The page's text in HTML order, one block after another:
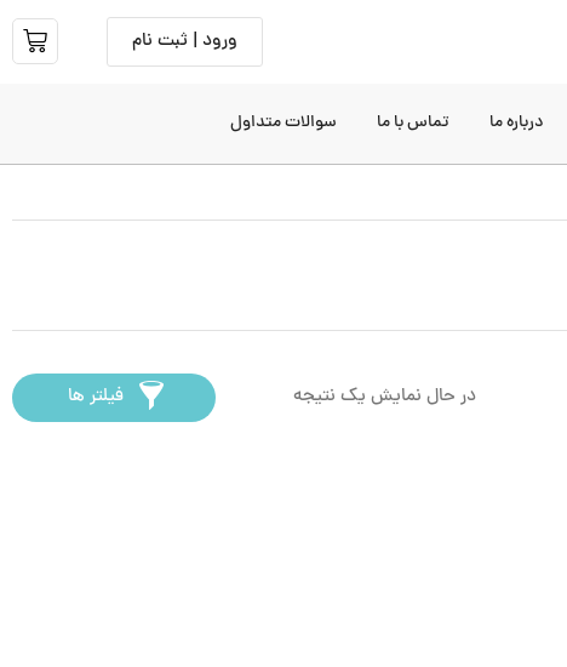
ورود | ثبت نام
درباره ما تماس با ما سوالات متداول
در حال نمایش یک نتیجه فیلتر ها